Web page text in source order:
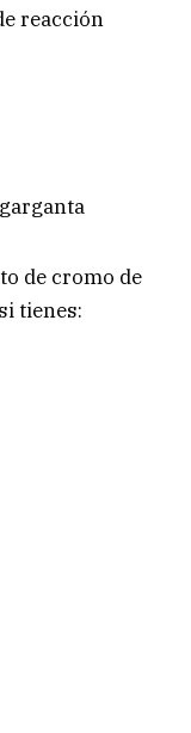
reacción
de cromo de
tienes: